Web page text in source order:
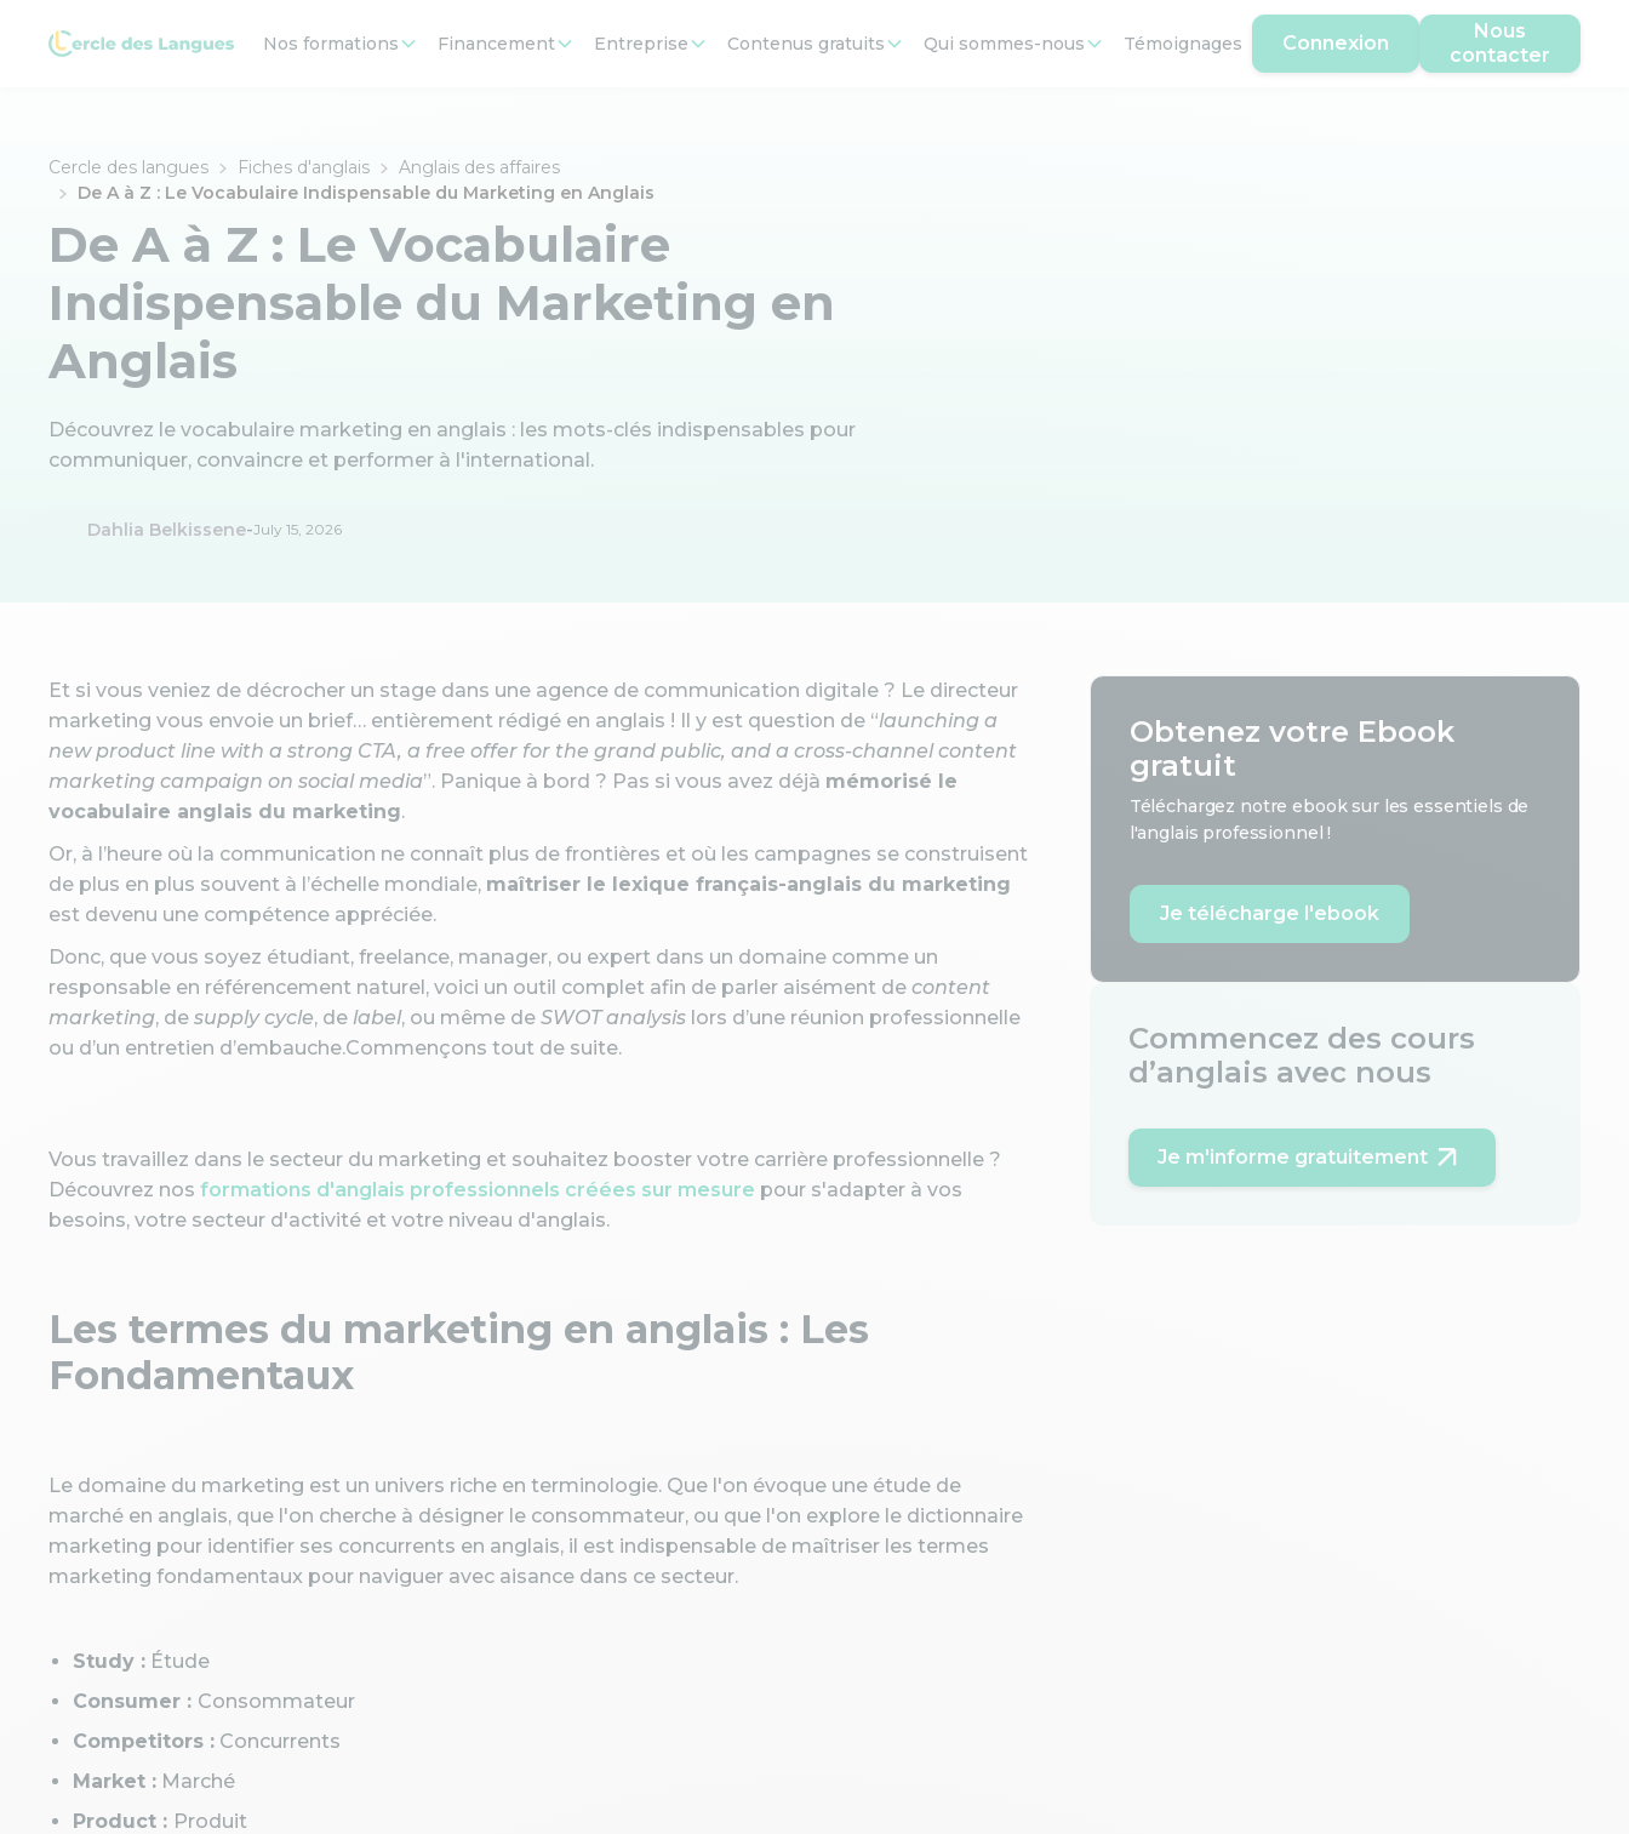
Nos formations Financement Entreprise Contenus gratuits Qui sommes-nous Témoignages Connexion
Nous
contacter
Cercle des langues Fiches d'anglais
Anglais des affaires
De A à Z : Le Vocabulaire Indispensable du Marketing en Anglais
De A à Z : Le Vocabulaire
Indispensable du Marketing en
Anglais
Découvrez le vocabulaire marketing en anglais : les mots-clés indispensables pour
communiquer, convaincre et performer à l'international.
Dahlia Belkissene-July 15, 2026
Et si vous veniez de décrocher un stage dans une agence de communication digitale ? Le directeur
marketing vous envoie un brief… entièrement rédigé en anglais ! Il y est question de “launching a
new product line with a strong CTA, a free offer for the grand public, and a cross-channel content
marketing campaign on social media”. Panique à bord ? Pas si vous avez déjà mémorisé le
vocabulaire anglais du marketing.
Or, à l’heure où la communication ne connaît plus de frontières et où les campagnes se construisent
de plus en plus souvent à l’échelle mondiale, maîtriser le lexique français-anglais du marketing
est devenu une compétence appréciée.
Donc, que vous soyez étudiant, freelance, manager, ou expert dans un domaine comme un
responsable en référencement naturel, voici un outil complet afin de parler aisément de content
marketing, de supply cycle, de label, ou même de SWOT analysis lors d’une réunion professionnelle
ou d’un entretien d’embauche.Commençons tout de suite.
Vous travaillez dans le secteur du marketing et souhaitez booster votre carrière professionnelle ?
Découvrez nos formations d'anglais professionnels créées sur mesure pour s'adapter à vos
besoins, votre secteur d'activité et votre niveau d'anglais.
Les termes du marketing en anglais : Les
Fondamentaux
Le domaine du marketing est un univers riche en terminologie. Que l'on évoque une étude de
marché en anglais, que l'on cherche à désigner le consommateur, ou que l'on explore le dictionnaire
marketing pour identifier ses concurrents en anglais, il est indispensable de maîtriser les termes
marketing fondamentaux pour naviguer avec aisance dans ce secteur.
Study : Étude
Consumer : Consommateur
Competitors : Concurrents
Market : Marché
Product : Produit
Obtenez votre Ebook
gratuit
Téléchargez notre ebook sur les essentiels de
l'anglais professionnel !
Je télécharge l'ebook
Commencez des cours
d’anglais avec nous
Je m'informe gratuitement